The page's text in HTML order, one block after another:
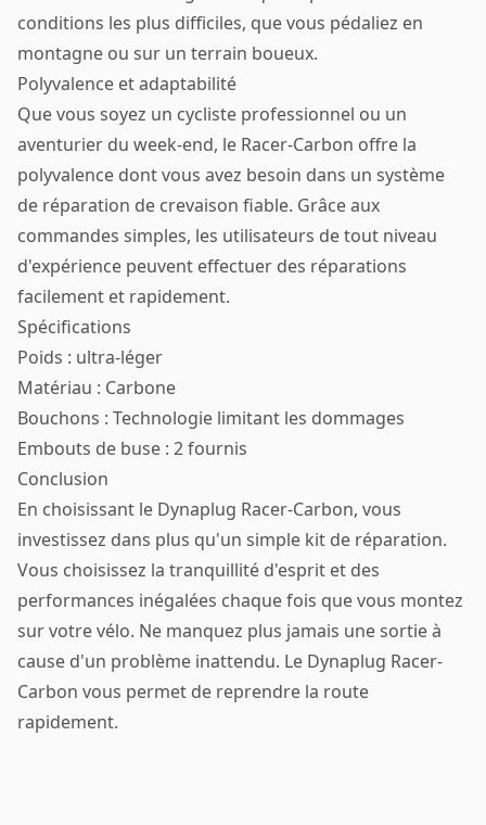
conditions les plus difficiles, que vous pédaliez en
montagne ou sur un terrain boueux.
Polyvalence et adaptabilité
Que vous soyez un cycliste professionnel ou un
aventurier du week-end, le Racer-Carbon offre la
polyvalence dont vous avez besoin dans un système
de réparation de crevaison fiable. Grâce aux
commandes simples, les utilisateurs de tout niveau
d'expérience peuvent effectuer des réparations
facilement et rapidement.
Spécifications
Poids : ultra-léger
Matériau : Carbone
Bouchons : Technologie limitant les dommages
Embouts de buse : 2 fournis
Conclusion
En choisissant le Dynaplug Racer-Carbon, vous
investissez dans plus qu'un simple kit de réparation.
Vous choisissez la tranquillité d'esprit et des
performances inégalées chaque fois que vous montez
sur votre vélo. Ne manquez plus jamais une sortie à
cause d'un problème inattendu. Le Dynaplug Racer-
Carbon vous permet de reprendre la route
rapidement.